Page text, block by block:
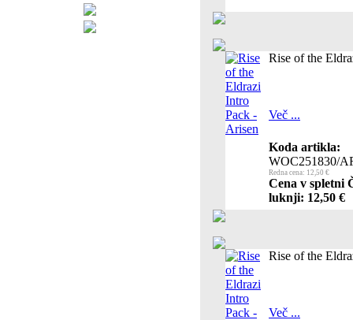
Rise of the
Več ...
Koda artikla:
WOC251830/
Redna cena: 12,50 €
Cena v spletni
luknji: 12,50 €
Rise of the
Več ...